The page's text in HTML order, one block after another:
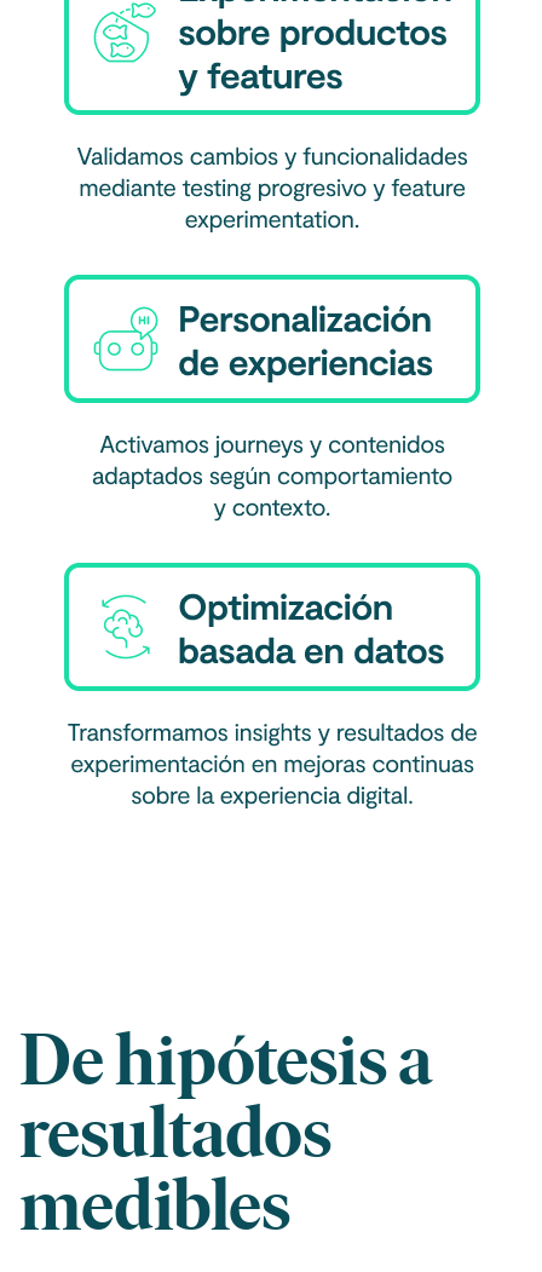
De hipótesis a
resultados
medibles